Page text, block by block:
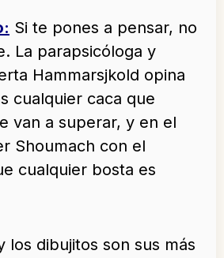
Si te pones a pensar, no
La parapsicóloga y
Hammarsjkold opina
cualquier caca que
van a superar, y en el
Shoumach con el
cualquier bosta es
los dibujitos son sus más